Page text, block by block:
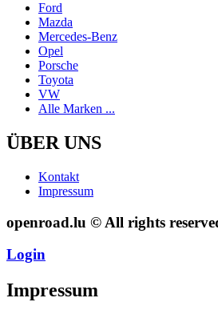
Ford
Mazda
Mercedes-Benz
Opel
Porsche
Toyota
VW
Alle Marken ...
ÜBER UNS
Kontakt
Impressum
openroad.lu © All rights
Login
Impressum